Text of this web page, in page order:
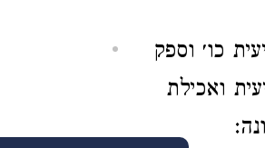
כו׳ וספק
ואכילת